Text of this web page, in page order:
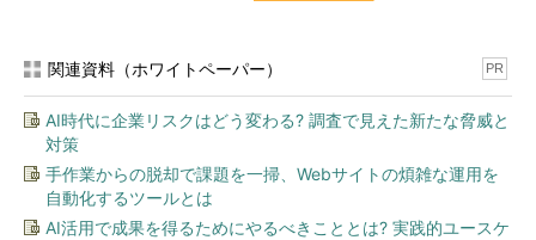
Quiz：Webサイトを見ているときに、HTTPS通信が行わ
れているか確認する方法は？
関連資料（ホワイトペーパー） PR
AI時代に企業リスクはどう変わる? 調査で見えた新たな脅威と
対策
手作業からの脱却で課題を一掃、Webサイトの煩雑な運用を
自動化するツールとは
AI活用で成果を得るためにやるべきこととは? 実践的ユースケ